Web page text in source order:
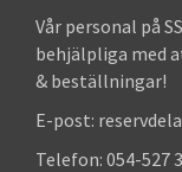
Vår personal på
behjälpliga med
& beställningar!
E-post:
Telefon: 054-527